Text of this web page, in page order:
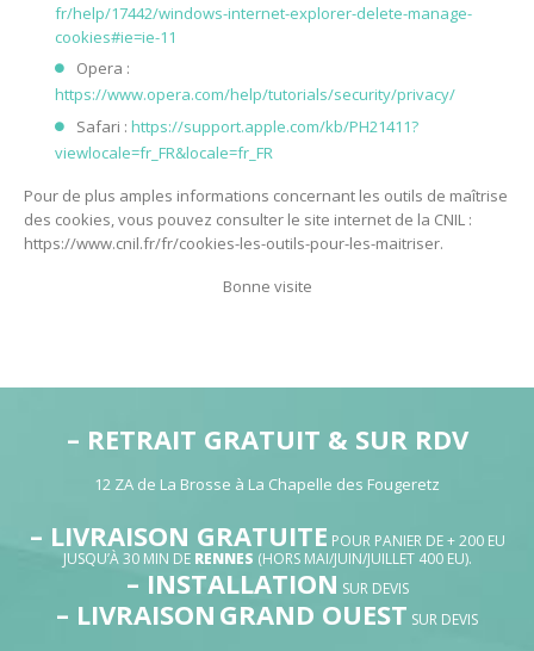
fr/help/17442/windows-internet-explorer-delete-manage-
cookies#ie=ie-11
Opera :
https://www.opera.com/help/tutorials/security/privacy/
Safari : https://support.apple.com/kb/PH21411?
viewlocale=fr_FR&locale=fr_FR
Pour de plus amples informations concernant les outils de maîtrise
des cookies, vous pouvez consulter le site internet de la CNIL :
https://www.cnil.fr/fr/cookies-les-outils-pour-les-maitriser.
Bonne visite
– RETRAIT GRATUIT & SUR RDV
12 ZA de La Brosse à La Chapelle des Fougeretz
– LIVRAISON GRATUITE POUR PANIER DE + 200 EU
JUSQU’À 30 MIN DE RENNES (HORS MAI/JUIN/JUILLET 400 EU).
– INSTALLATION SUR DEVIS
– LIVRAISON GRAND OUEST SUR DEVIS